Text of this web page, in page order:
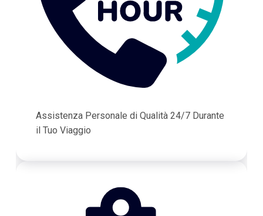
Assistenza Personale di Qualità 24/7 Durante
il Tuo Viaggio